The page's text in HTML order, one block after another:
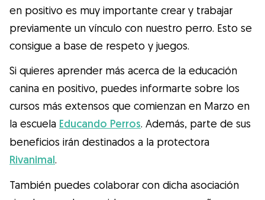
en positivo es muy importante crear y trabajar
previamente un vínculo con nuestro perro. Esto se
consigue a base de respeto y juegos.
Si quieres aprender más acerca de la educación
canina en positivo, puedes informarte sobre los
cursos más extensos que comienzan en Marzo en
la escuela Educando Perros. Además, parte de sus
beneficios irán destinados a la protectora
Rivanimal.
También puedes colaborar con dicha asociación